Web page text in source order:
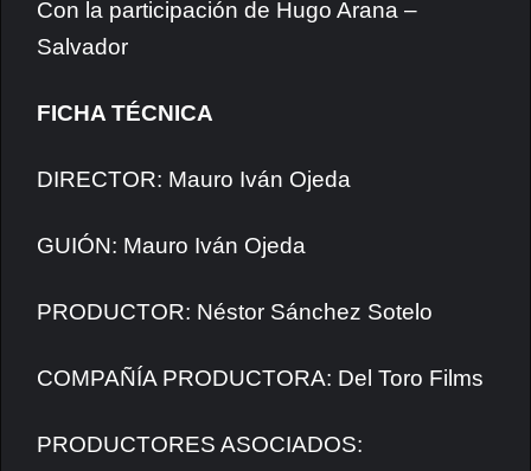
Con la participación de Hugo Arana –
Salvador
FICHA TÉCNICA
DIRECTOR: Mauro Iván Ojeda
GUIÓN: Mauro Iván Ojeda
PRODUCTOR: Néstor Sánchez Sotelo
COMPAÑÍA PRODUCTORA: Del Toro Films
PRODUCTORES ASOCIADOS: